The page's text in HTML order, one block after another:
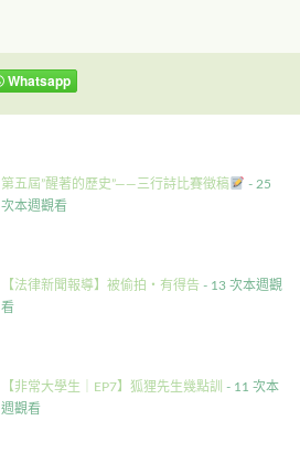
Whatsapp
第五屆”醒著的歷史”——三行詩比賽徵稿
- 25
次本週觀看
【法律新聞報導】被偷拍・有得告 - 13 次本週觀
看
【非常大學生｜EP7】狐狸先生幾點訓 - 11 次本
週觀看